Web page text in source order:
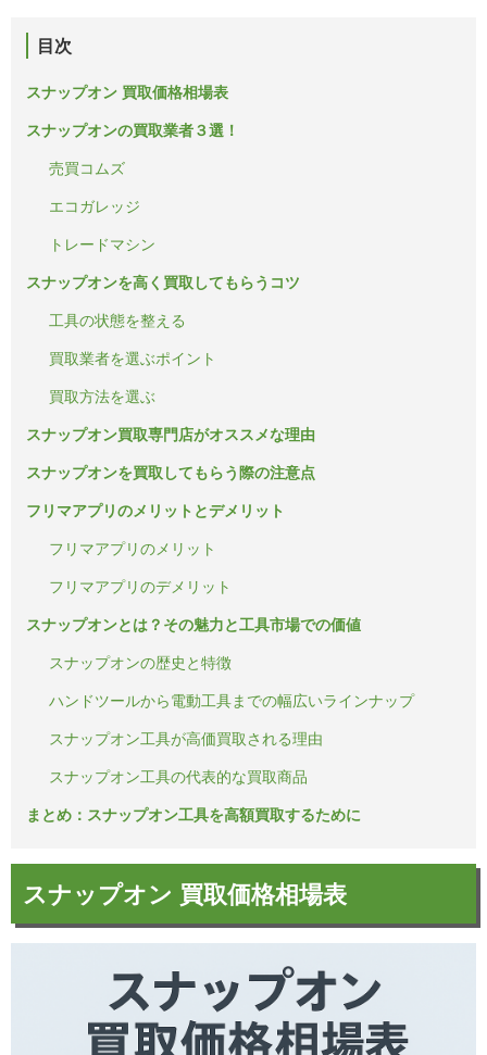
目次
スナップオン 買取価格相場表
スナップオンの買取業者３選！
売買コムズ
エコガレッジ
トレードマシン
スナップオンを高く買取してもらうコツ
工具の状態を整える
買取業者を選ぶポイント
買取方法を選ぶ
スナップオン買取専門店がオススメな理由
スナップオンを買取してもらう際の注意点
フリマアプリのメリットとデメリット
フリマアプリのメリット
フリマアプリのデメリット
スナップオンとは？その魅力と工具市場での価値
スナップオンの歴史と特徴
ハンドツールから電動工具までの幅広いラインナップ
スナップオン工具が高価買取される理由
スナップオン工具の代表的な買取商品
まとめ：スナップオン工具を高額買取するために
スナップオン 買取価格相場表